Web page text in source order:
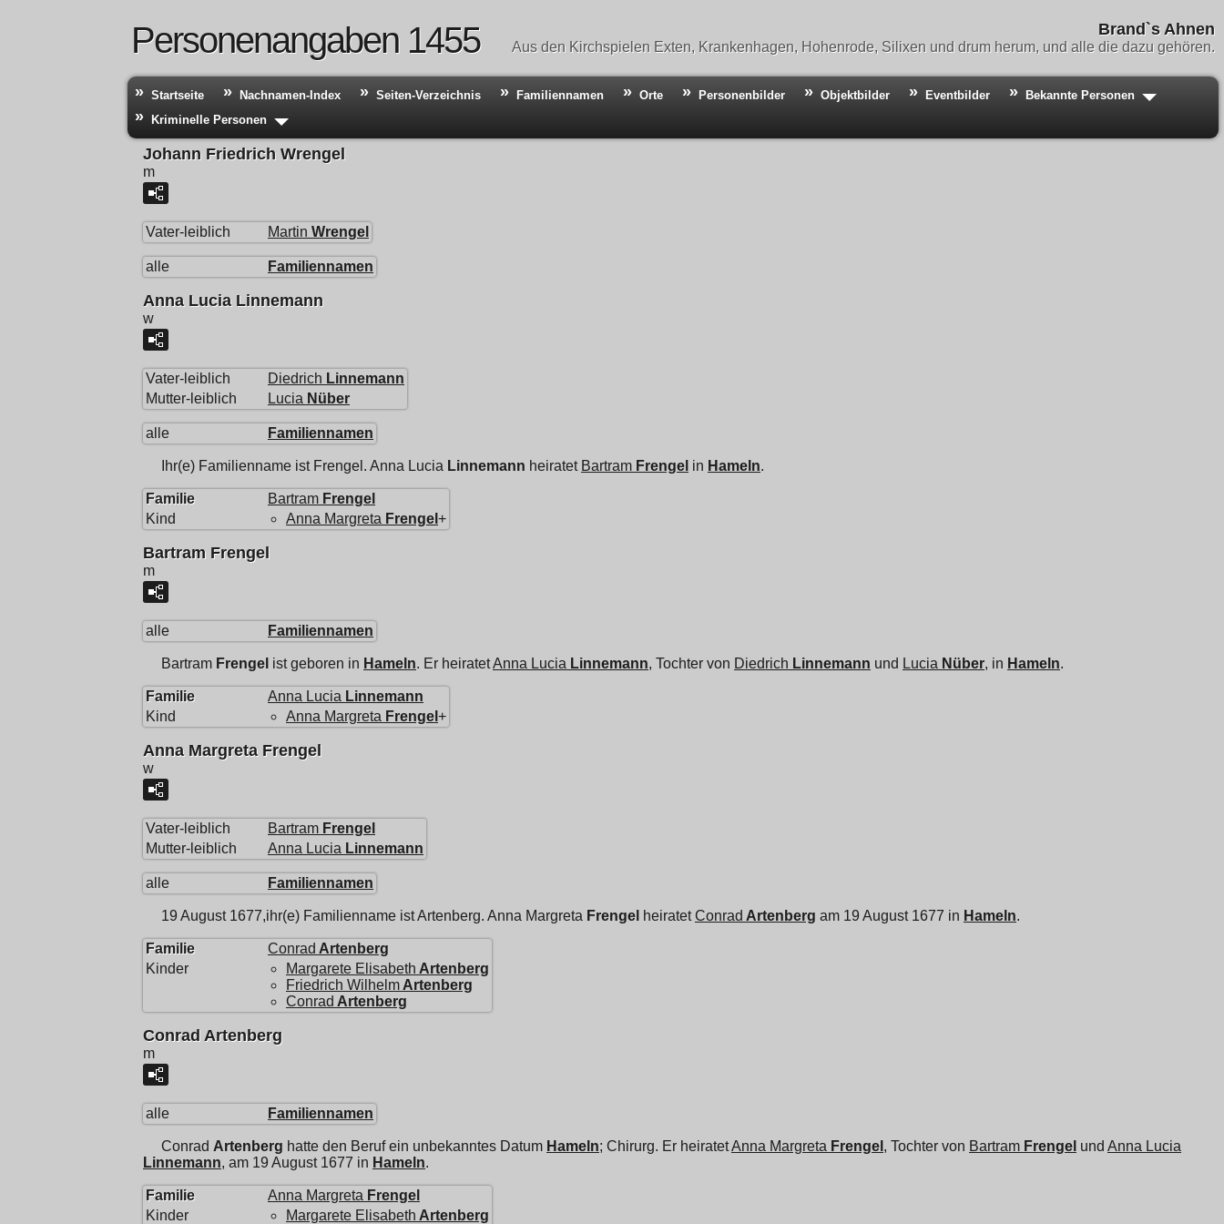
Brand`s Ahnen
Aus den Kirchspielen Exten, Krankenhagen, Hohenrode, Silixen und drum herum, und alle die dazu gehören.
Personenangaben 1455
Startseite Nachnamen-Index Seiten-Verzeichnis Familiennamen Orte Personenbilder Objektbilder Eventbilder
Bekannte Personen
Kriminelle Personen
Johann Friedrich Wrengel
m
Vater-leiblich Martin Wrengel
alle Familiennamen
Anna Lucia Linnemann
w
Vater-leiblich Diedrich Linnemann
Mutter-leiblich
Lucia Nüber
alle Familiennamen
Ihr(e) Familienname ist Frengel. Anna Lucia Linnemann heiratet Bartram Frengel in Hameln.
Familie Bartram Frengel
Kind
Anna Margreta Frengel +
Bartram Frengel
m
alle Familiennamen
Bartram Frengel ist geboren in Hameln. Er heiratetAnna Lucia Linnemann, Tochter von Diedrich Linnemann und Lucia Nüber, in Hameln.
Familie Anna Lucia Linnemann
Kind
Anna Margreta Frengel +
Anna Margreta Frengel
w
Vater-leiblich Bartram Frengel
Mutter-leiblich
Anna Lucia Linnemann
alle Familiennamen
19 August 1677,ihr(e) Familienname ist Artenberg. Anna Margreta Frengel heiratetConrad Artenberg am 19 August 1677 in Hameln.
Familie Conrad Artenberg
Kinder
Margarete Elisabeth Artenberg
Friedrich Wilhelm Artenberg
Conrad Artenberg
Conrad Artenberg
m
alle Familiennamen
Conrad Artenberg hatte den Beruf ein unbekanntes Datum Hameln; Chirurg. Er heiratetAnna Margreta Frengel , Tochter von Bartram Frengel und Anna Lucia
Linnemann, am 19 August 1677 in Hameln.
Familie Anna Margreta Frengel
Kinder
Margarete Elisabeth Artenberg